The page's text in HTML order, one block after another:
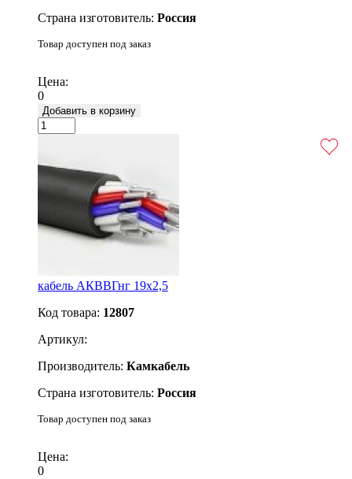
Страна изготовитель: Россия
Товар доступен под заказ
Цена:
0
Добавить в корзину
кабель АКВВГнг 19х2,5
Код товара: 12807
Артикул:
Производитель: Камкабель
Страна изготовитель: Россия
Товар доступен под заказ
Цена:
0